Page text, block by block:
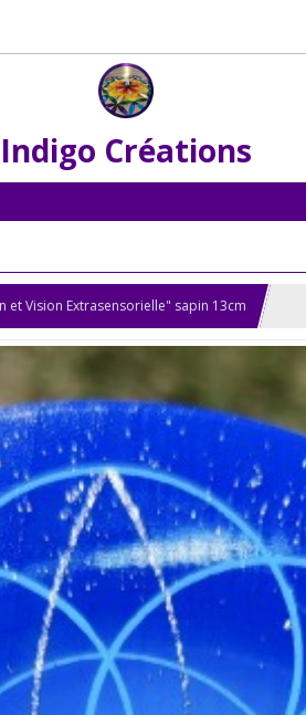
Indigo Créations
et Vision Extrasensorielle" sapin 13cm